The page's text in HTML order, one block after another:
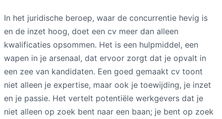
In het juridische beroep, waar de concurrentie hevig is
en de inzet hoog, doet een cv meer dan alleen
kwalificaties opsommen. Het is een hulpmiddel, een
wapen in je arsenaal, dat ervoor zorgt dat je opvalt in
een zee van kandidaten. Een goed gemaakt cv toont
niet alleen je expertise, maar ook je toewijding, je inzet
en je passie. Het vertelt potentiële werkgevers dat je
niet alleen op zoek bent naar een baan; je bent op zoek